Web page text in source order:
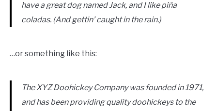
have a great dog named Jack, and I like piña
coladas. (And gettin’ caught in the rain.)
…or something like this:
The XYZ Doohickey Company was founded in 1971,
and has been providing quality doohickeys to the